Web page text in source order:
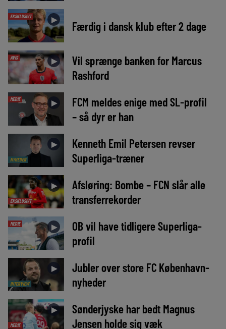
EKSKLUSIVT ► Færdig i dansk klub efter 2 dage
AVIS ►
Vil sprænge banken for Marcus
Rashford
MEDIE ►
FCM meldes enige med SL-profil
– så dyr er han
NYHEDER
►
Kenneth Emil Petersen revser
Superliga-træner
EKSKLUSIVT
►
Afsløring: Bombe – FCN slår alle
transferrekorder
MEDIE ►
OB vil have tidligere Superliga-
profil
INTERVIEW
►
Jubler over store FC København-
nyheder
MEDIE
►
Sønderjyske har bedt Magnus
Jensen holde sig væk